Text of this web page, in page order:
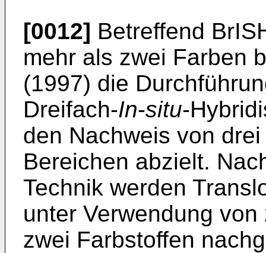
[0012] Betreffend
mehr als zwei Farben
(1997) die
Dreifach-In-situ-
den Nachweis von
Bereichen abzielt.
Technik werden
unter Verwendung
zwei Farbstoffen